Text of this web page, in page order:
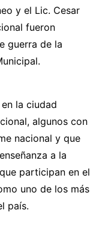
y el Lic. Cesar
fueron
guerra de la
la ciudad
algunos con
nacional y que
a la
participan en el
uno de los más
país.